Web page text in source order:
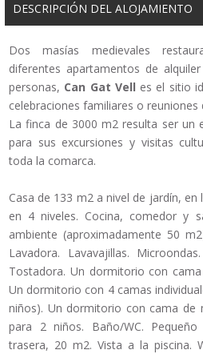
DESCRIPCIÓN DEL ALOJAMIENTO
Dos masías medievales
diferentes apartamentos de
personas, Can Gat Vell es el sitio
celebraciones familiares o reuniones
La finca de 3000 m2 resulta ser un
para sus excursiones y visitas
toda la comarca.
Casa de 133 m2 a nivel de jardín,
en 4 niveles. Cocina, comedor y
ambiente (aproximadamente 50
Lavadora. Lavavajillas.
Tostadora. Un dormitorio con
Un dormitorio con 4 camas
niños). Un dormitorio con cama
para 2 niños. Baño/WC.
trasera, 20 m2. Vista a la piscina.